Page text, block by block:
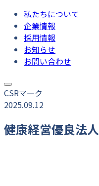
私たちについて
企業情報
採用情報
お知らせ
お問い合わせ
CSRマーク
2025.09.12
健康経営優良法人